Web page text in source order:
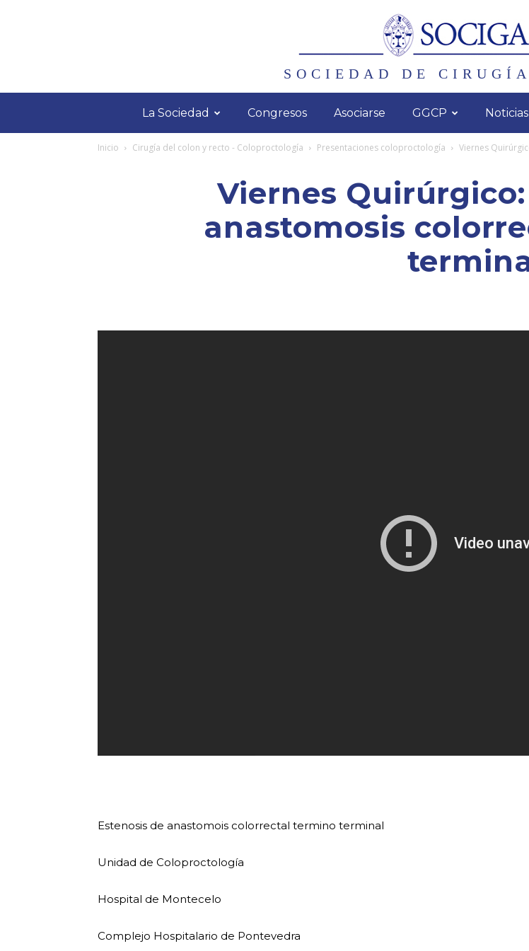
SOCIEDAD DE
La Sociedad Congresos Asociarse GGCP Noticias
Inicio Cirugía del colon y recto - Coloproctología Presentaciones coloproctología Viernes
Viernes
anastomosis
Estenosis de anastomois colorrectal termino terminal
Unidad de Coloproctología
Hospital de Montecelo
Complejo Hospitalario de Pontevedra